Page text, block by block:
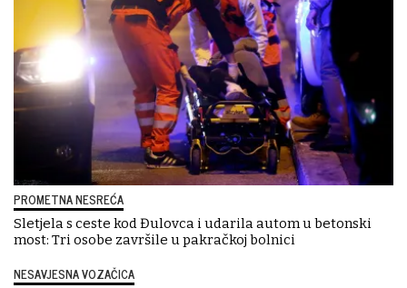
PROMETNA NESREĆA
Sletjela s ceste kod Đulovca i udarila autom u betonski
most: Tri osobe završile u pakračkoj bolnici
NESAVJESNA VOZAČICA